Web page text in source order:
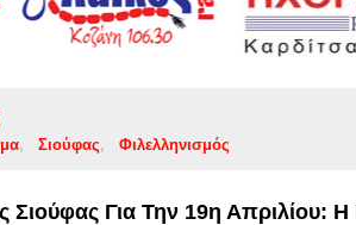
Σιούφας Φιλελληνισμός
Σιούφας Για Την 19η Απριλίου: